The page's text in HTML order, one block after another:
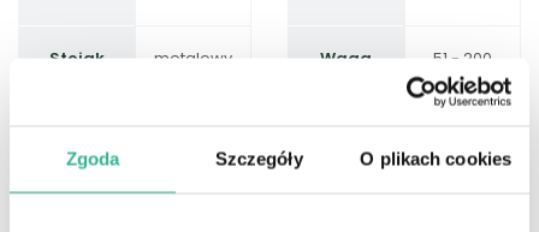
Zgoda Szczegóły O plikach cookies
Stojak metalowy
Waga
51 - 200
Rodzaj
przesyłka